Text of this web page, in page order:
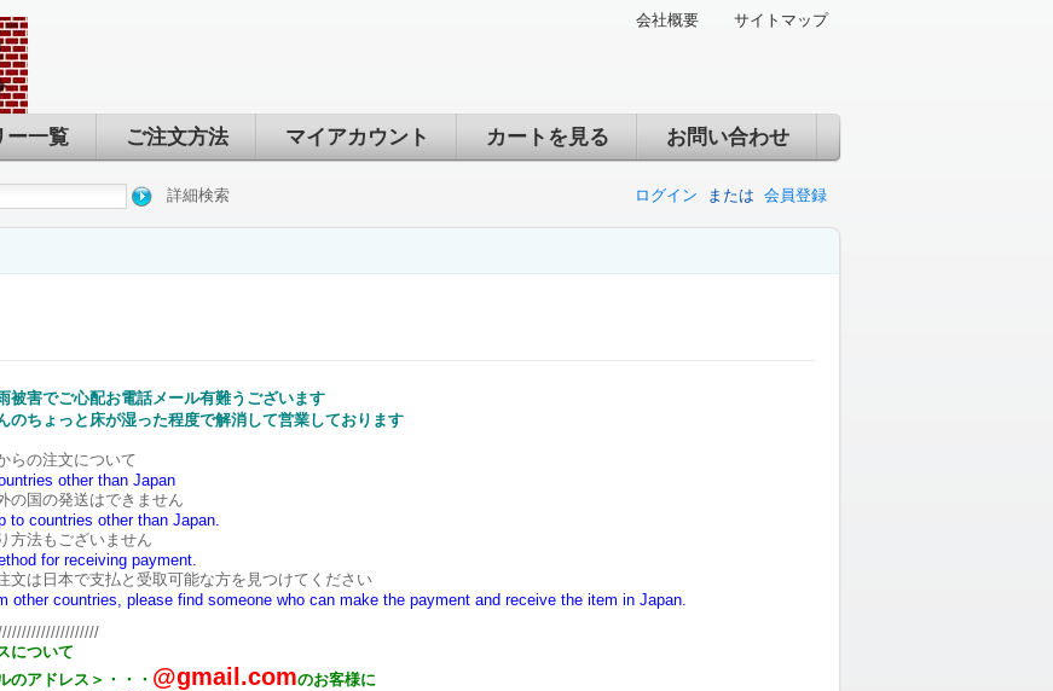
会社概要 サイトマップ
ー一覧 ご注文方法 マイアカウント カートを見る お問い合わせ
ログイン または 会員登録
詳細検索
被害でご心配お電話メール有難うございます
のちょっと床が湿った程度で解消して営業しております
らの注文について
other than Japan
の国の発送はできません
to countries other than Japan.
方法もございません
for receiving payment.
文は日本で支払と受取可能な方を見つけてください
other countries, please find someone who can make the payment and receive the item in Japan.
について
のアドレス＞・・・ @gmail.comのお客様に